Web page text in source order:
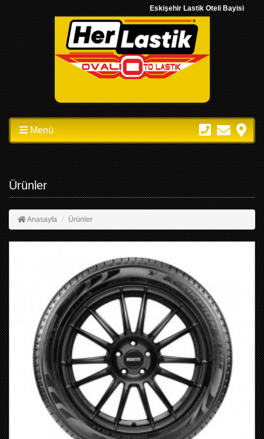
Eskişehir Lastik Oteli Bayisi
Menü
Ürünler
Anasayfa Ürünler